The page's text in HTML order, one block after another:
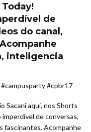
de
do canal,
inteligencia
#cpbr17
Sacani aqui, nos Shorts
imperdível de conversas,
fascinantes. Acompanhe